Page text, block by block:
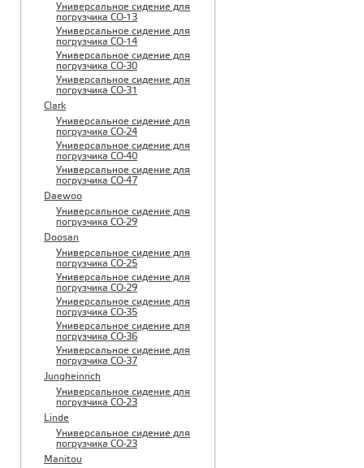
Универсальное сидение для
погрузчика CO-13
Универсальное сидение для
погрузчика CO-14
Универсальное сидение для
погрузчика CO-30
Универсальное сидение для
погрузчика CO-31
Clark
Универсальное сидение для
погрузчика CO-24
Универсальное сидение для
погрузчика CO-40
Универсальное сидение для
погрузчика CO-47
Daewoo
Универсальное сидение для
погрузчика CO-29
Doosan
Универсальное сидение для
погрузчика CO-25
Универсальное сидение для
погрузчика CO-29
Универсальное сидение для
погрузчика CO-35
Универсальное сидение для
погрузчика CO-36
Универсальное сидение для
погрузчика CO-37
Jungheinrich
Универсальное сидение для
погрузчика CO-23
Linde
Универсальное сидение для
погрузчика CO-23
Manitou